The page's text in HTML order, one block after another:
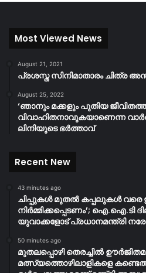
Most Viewed News
August 21, 2021
പ്രശസ്ത സിനിമാതാരം ചിത്ര
August 25, 2022
‘ഞാനും മക്കളും പുതിയ
വിവാഹിതനാവുകയാണെന്ന
ലിനിയുടെ ഭർത്താവ്
Recent New
43 minutes ago
ചിപ്പുകൾ മുതൽ കപ്പലുകൾ വരെ
നിർമ്മിക്കപ്പെടണം’; ഐ.ഐ.ടി
യുവാക്കളോട് പ്രധാനമന്ത്രി
50 minutes ago
മുതലപ്പൊഴി തെരച്ചിൽ
മത്സ്യത്തൊഴിലാളികളെ